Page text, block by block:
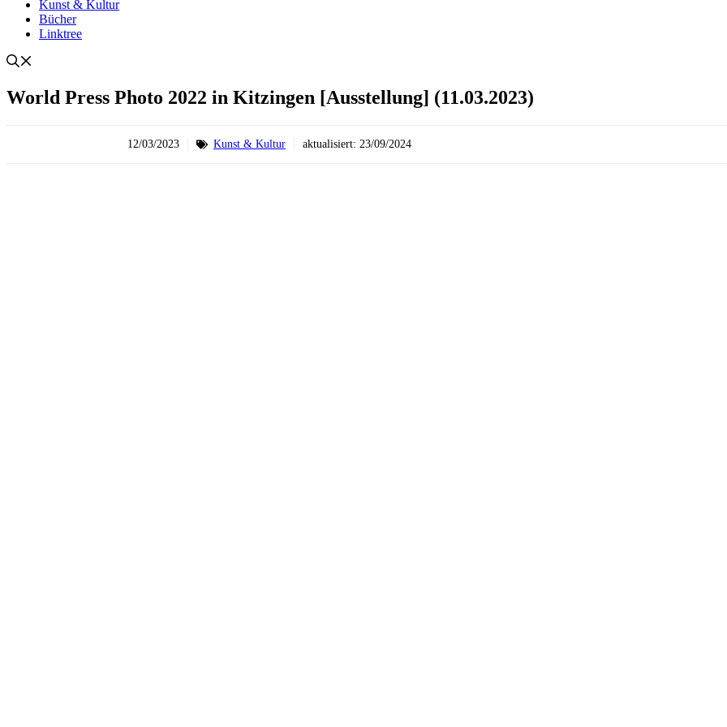
Kunst & Kultur
Bücher
Linktree
World Press Photo 2022 in Kitzingen [Ausstellung] (11.03.2023)
12/03/2023 Kunst & Kultur aktualisiert: 23/09/2024